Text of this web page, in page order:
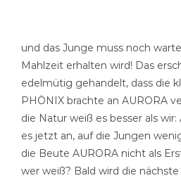
und das Junge muss noch
Mahlzeit erhalten wird! Das
edelmütig gehandelt, dass die
PHÖNIX brachte an AURORA
die Natur weiß es besser als
es jetzt an, auf die Jungen
die Beute AURORA nicht als
wer weiß? Bald wird die